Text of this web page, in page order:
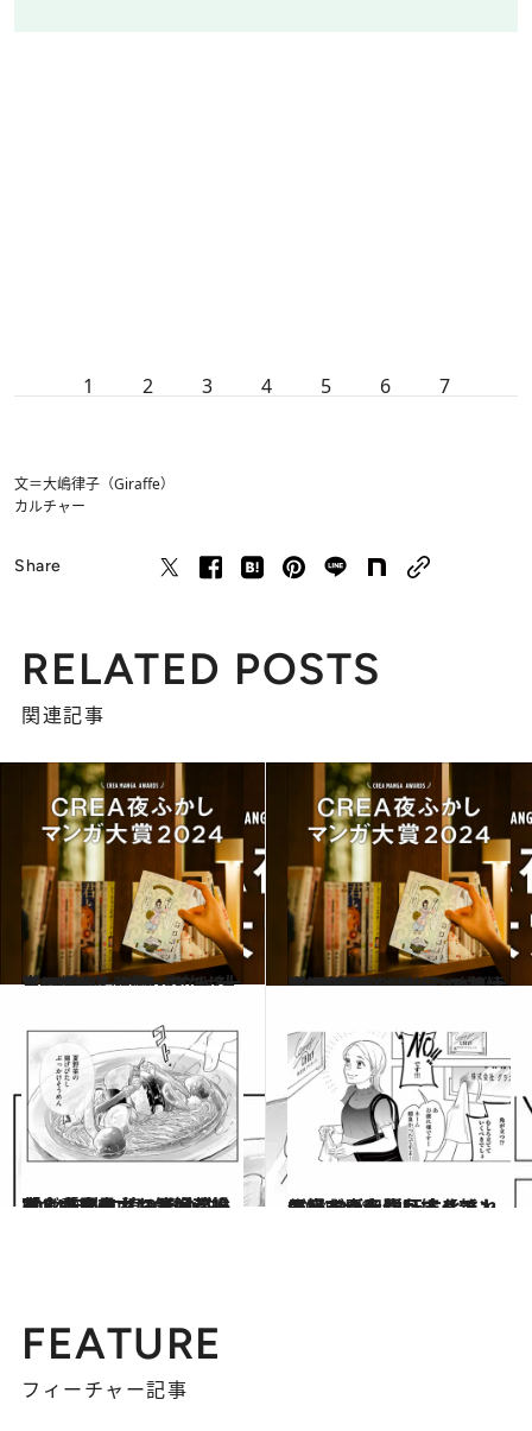
1 2 3 4 5 6 7
文＝大嶋律子（Giraffe）
カルチャー
Share
RELATED POSTS
関連記事
2024.9.6
【CREA夜ふかしマンガ大賞2024】《1位～5位》大賞に輝いたのは『じゃあ、あんたが作ってみろよ』
カルチャー 2024.9.6
【CREA夜ふかしマンガ大賞2024】《6位～10位》あの話題作も入賞。“普通”が苦手なふたりの友情に涙！
カルチャー
2024.9.6
2024年秋に読みたい「食」マンガ19選 小説家、書店員、お笑い芸人など各界のマンガ好き推薦！「真夜中にお腹が鳴る」
カルチャー 2024.9.28
思わず青田買い！【マンガ好きが大注目する新人作家22人】単行本化されていない名作も続々！
カルチャー
FEATURE
フィーチャー記事